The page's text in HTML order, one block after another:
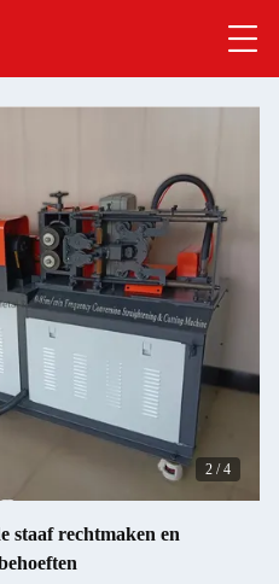
2 /4
staaf rechtmaken en